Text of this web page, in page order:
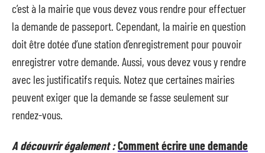
c’est à la mairie que vous devez vous rendre pour effectuer
la demande de passeport. Cependant, la mairie en question
doit être dotée d’une station d’enregistrement pour pouvoir
enregistrer votre demande. Aussi, vous devez vous y rendre
avec les justificatifs requis. Notez que certaines mairies
peuvent exiger que la demande se fasse seulement sur
rendez-vous.
A découvrir également :Comment écrire une demande